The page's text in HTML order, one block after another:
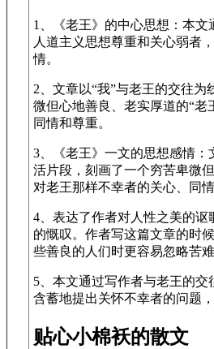
1、《老王》的中心思想：本
人道主义思想尊重和关心弱者
情。
2、文章以“我”与老王的交往
微但心地善良、老实厚道的“
同情和尊重。
3、《老王》一文的思想感情：
活片段，刻画了一个穷苦卑微
对老王那样不幸者的关心、同情
4、表达了作者对人性之美的
的慨叹。作者写这篇文章的时
些善良的人们时更容易忽略苦
5、本文通过写作者与老王的
含蓄地提出关怀不幸者的问题
贴心小棉袄的散文